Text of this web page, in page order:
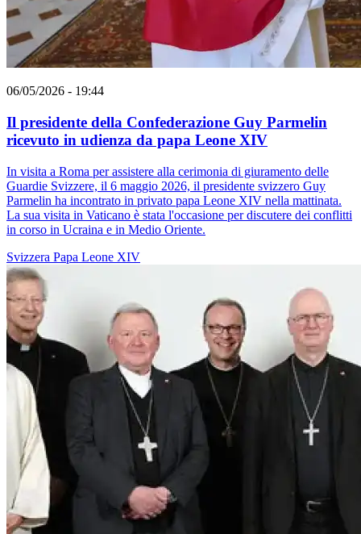
06/05/2026 - 19:44
Il presidente della Confederazione Guy Parmelin
ricevuto in udienza da papa Leone XIV
In visita a Roma per assistere alla cerimonia di giuramento delle
Guardie Svizzere, il 6 maggio 2026, il presidente svizzero Guy
Parmelin ha incontrato in privato papa Leone XIV nella mattinata.
La sua visita in Vaticano è stata l'occasione per discutere dei conflitti
in corso in Ucraina e in Medio Oriente.
Svizzera Papa Leone XIV